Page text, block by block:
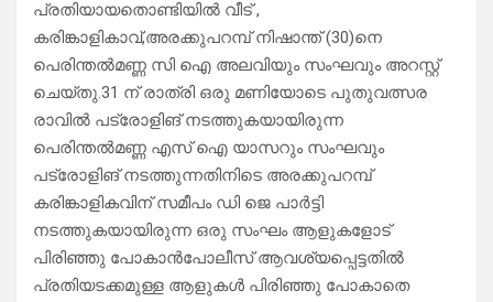
പ്രതിയായതൊണ്ടിയിൽ വീട് ,
കരിങ്കാളികാവ്,അരക്കുപറമ്പ് നിഷാന്ത് (30)നെ
പെരിന്തൽമണ്ണ സി ഐ അലവിയും സംഘവും അറസ്റ്റ്
ചെയ്തു.31 ന് രാത്രി ഒരു മണിയോടെ പുതുവത്സര
രാവിൽ പട്രോളിങ് നടത്തുകയായിരുന്ന
പെരിന്തൽമണ്ണ എസ് ഐ യാസറും സംഘവും
പട്രോളിങ് നടത്തുന്നതിനിടെ അരക്കുപറമ്പ്
കരിങ്കാളികവിന് സമീപം ഡി ജെ പാർട്ടി
നടത്തുകയായിരുന്ന ഒരു സംഘം ആളുകളോട്
പിരിഞ്ഞു പോകാൻപോലീസ് ആവശ്യപ്പെട്ടതിൽ
പ്രതിയടക്കമുള്ള ആളുകൾ പിരിഞ്ഞു പോകാതെ